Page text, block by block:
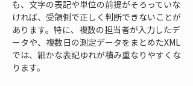
も、文字の表記や単位の前提がそろっていな
ければ、受領側で正しく判断できないことが
あります。特に、複数の担当者が入力したデ
ータや、複数日の測定データをまとめたXML
では、細かな表記ゆれが積み重なりやすくな
ります。